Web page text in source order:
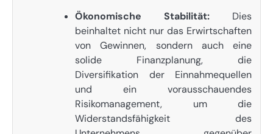
Ökonomische Stabilität: Dies
beinhaltet nicht nur das Erwirtschaften
von Gewinnen, sondern auch eine
solide Finanzplanung, die
Diversifikation der Einnahmequellen
und ein vorausschauendes
Risikomanagement, um die
Widerstandsfähigkeit des